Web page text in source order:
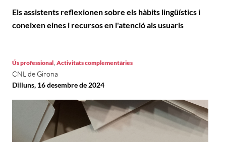
Els assistents reflexionen sobre els hàbits lingüístics i
coneixen eines i recursos en l'atenció als usuaris
Ús professional Activitats complementàries
CNL de Girona
Dilluns, 16 desembre de 2024